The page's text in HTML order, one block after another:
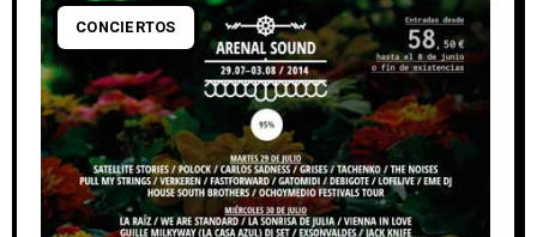
CONCIERTOS